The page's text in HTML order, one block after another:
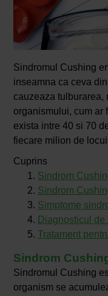
Sindromul Cushing
inseamna ca ceva
cauzeaza tulburarea,
organismului, cum ar
exista intre 40 si 70
fiecare milion de
Cuprins
Sindrom
Sindrom
Simptome
Diagnosticul
Tratament
Sindrom
Sindromul Cushing
organism se